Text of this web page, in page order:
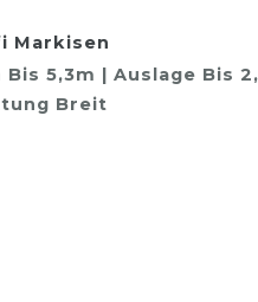
Markisen
5,3m | Auslage
Breit